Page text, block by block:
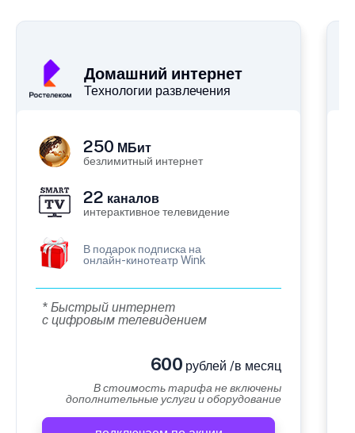
Домашний интернет
Технологии развлечения
250 МБит
безлимитный интернет
22 каналов
интерактивное телевидение
В подарок подписка на
онлайн-кинотеатр Wink
* Быстрый интернет
с цифровым телевидением
600 рублей /в месяц
В стоимость тарифа не включены
дополнительные услуги и оборудование